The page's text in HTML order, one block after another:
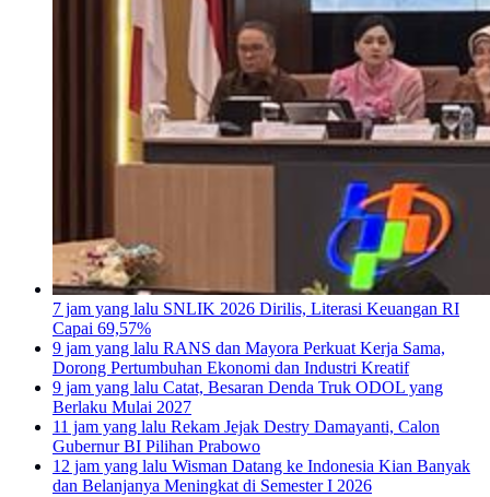
7 jam yang lalu SNLIK 2026 Dirilis, Literasi Keuangan RI
Capai 69,57%
9 jam yang lalu RANS dan Mayora Perkuat Kerja Sama,
Dorong Pertumbuhan Ekonomi dan Industri Kreatif
9 jam yang lalu Catat, Besaran Denda Truk ODOL yang
Berlaku Mulai 2027
11 jam yang lalu Rekam Jejak Destry Damayanti, Calon
Gubernur BI Pilihan Prabowo
12 jam yang lalu Wisman Datang ke Indonesia Kian Banyak
dan Belanjanya Meningkat di Semester I 2026